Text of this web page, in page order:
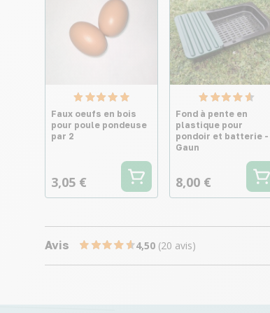
Faux oeufs en bois
pour poule pondeuse
par 2
3,05 €
Fond à pente en
plastique pour
pondoir et batterie -
Gaun
8,00 €
Avis 4,50 (20 avis)